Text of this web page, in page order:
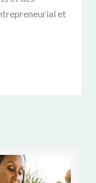
et